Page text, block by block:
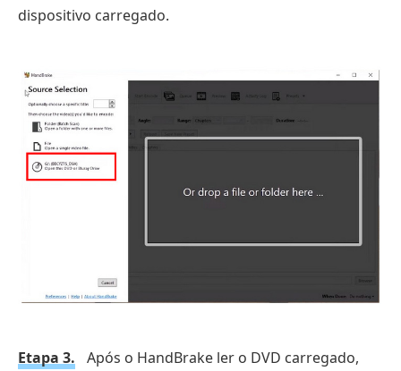
dispositivo carregado.
Etapa 3.
Após o HandBrake ler o DVD carregado,